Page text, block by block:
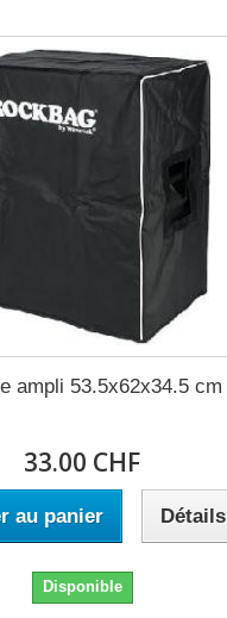
ampli 53.5x62x34.5 cm
33.00 CHF
au panier Détails
Disponible